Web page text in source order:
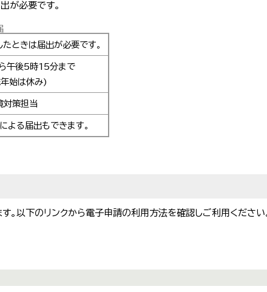
が必要です。
ときは届出が必要です。
午後5時15分まで
年始は休み)
策担当
よる届出もできます。
。以下のリンクから電子申請の利用方法を確認しご利用ください